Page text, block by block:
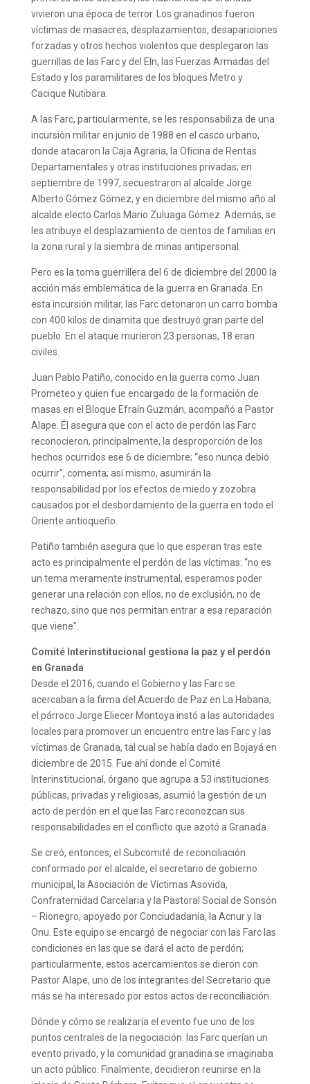
vivieron una época de terror. Los granadinos fueron
víctimas de masacres, desplazamientos, desapariciones
forzadas y otros hechos violentos que desplegaron las
guerrillas de las Farc y del Eln, las Fuerzas Armadas del
Estado y los paramilitares de los bloques Metro y
Cacique Nutibara.
A las Farc, particularmente, se les responsabiliza de una
incursión militar en junio de 1988 en el casco urbano,
donde atacaron la Caja Agraria, la Oficina de Rentas
Departamentales y otras instituciones privadas; en
septiembre de 1997, secuestraron al alcalde Jorge
Alberto Gómez Gómez, y en diciembre del mismo año al
alcalde electo Carlos Mario Zuluaga Gómez. Además, se
les atribuye el desplazamiento de cientos de familias en
la zona rural y la siembra de minas antipersonal.
Pero es la toma guerrillera del 6 de diciembre del 2000 la
acción más emblemática de la guerra en Granada. En
esta incursión militar, las Farc detonaron un carro bomba
con 400 kilos de dinamita que destruyó gran parte del
pueblo. En el ataque murieron 23 personas, 18 eran
civiles.
Juan Pablo Patiño, conocido en la guerra como Juan
Prometeo y quien fue encargado de la formación de
masas en el Bloque Efraín Guzmán, acompañó a Pastor
Alape. Él asegura que con el acto de perdón las Farc
reconocieron, principalmente, la desproporción de los
hechos ocurridos ese 6 de diciembre; “eso nunca debió
ocurrir”, comenta; así mismo, asumirán la
responsabilidad por los efectos de miedo y zozobra
causados por el desbordamiento de la guerra en todo el
Oriente antioqueño.
Patiño también asegura que lo que esperan tras este
acto es principalmente el perdón de las víctimas: “no es
un tema meramente instrumental, esperamos poder
generar una relación con ellos, no de exclusión, no de
rechazo, sino que nos permitan entrar a esa reparación
que viene”.
Comité Interinstitucional gestiona la paz y el perdón
en Granada
Desde el 2016, cuando el Gobierno y las Farc se
acercaban a la firma del Acuerdo de Paz en La Habana,
el párroco Jorge Eliecer Montoya instó a las autoridades
locales para promover un encuentro entre las Farc y las
víctimas de Granada, tal cual se había dado en Bojayá en
diciembre de 2015. Fue ahí donde el Comité
Interinstitucional, órgano que agrupa a 53 instituciones
públicas, privadas y religiosas, asumió la gestión de un
acto de perdón en el que las Farc reconozcan sus
responsabilidades en el conflicto que azotó a Granada.
Se creó, entonces, el Subcomité de reconciliación
conformado por el alcalde, el secretario de gobierno
municipal, la Asociación de Víctimas Asovida,
Confraternidad Carcelaria y la Pastoral Social de Sonsón
– Rionegro, apoyado por Conciudadanía, la Acnur y la
Onu. Este equipo se encargó de negociar con las Farc las
condiciones en las que se dará el acto de perdón;
particularmente, estos acercamientos se dieron con
Pastor Alape, uno de los integrantes del Secretario que
más se ha interesado por estos actos de reconciliación.
Dónde y cómo se realizaría el evento fue uno de los
puntos centrales de la negociación: las Farc querían un
evento privado, y la comunidad granadina se imaginaba
un acto público. Finalmente, decidieron reunirse en la